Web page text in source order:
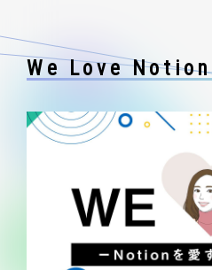
We Love